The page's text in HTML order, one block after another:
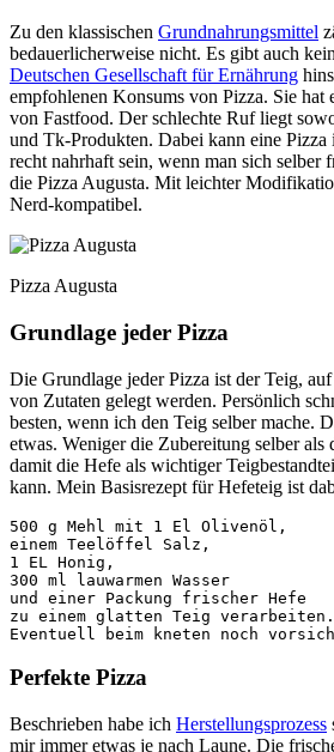
Zu den klassischen Grundnahrungsmittel
bedauerlicherweise nicht. Es gibt auch
Deutschen Gesellschaft für Ernährung
empfohlenen Konsums von Pizza. Sie hat
von Fastfood. Der schlechte Ruf liegt
und Tk-Produkten. Dabei kann eine Pizza
recht nahrhaft sein, wenn man sich selber
die Pizza Augusta. Mit leichter
Nerd-kompatibel.
Pizza Augusta
Grundlage jeder Pizza
Die Grundlage jeder Pizza ist der Teig,
von Zutaten gelegt werden. Persönlich
besten, wenn ich den Teig selber mache.
etwas. Weniger die Zubereitung selber als
damit die Hefe als wichtiger
kann. Mein Basisrezept für Hefeteig ist
500 g Mehl mit 1 El Olivenöl,
einem Teelöffel Salz,
1 EL Honig,
300 ml lauwarmen Wasser
und einer Packung frischer Hefe
zu einem glatten Teig
Perfekte Pizza
Beschrieben habe ich Herstellungsprozess
mir immer etwas je nach Laune. Die